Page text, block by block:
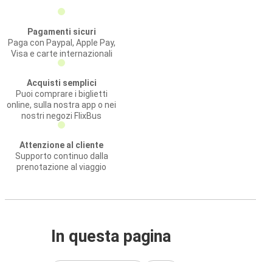
Pagamenti sicuri
Paga con Paypal, Apple Pay,
Visa e carte internazionali
Acquisti semplici
Puoi comprare i biglietti
online, sulla nostra app o nei
nostri negozi FlixBus
Attenzione al cliente
Supporto continuo dalla
prenotazione al viaggio
In questa pagina